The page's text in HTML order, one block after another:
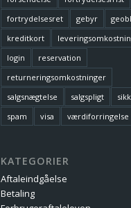
fortrydelsesret
gebyr
kreditkort
login
reservation
returneringsomkostninger
salgsnægtelse
salgspligt
spam
visa værdiforringelse
KATEGORIER
Aftaleindgåelse
Betaling